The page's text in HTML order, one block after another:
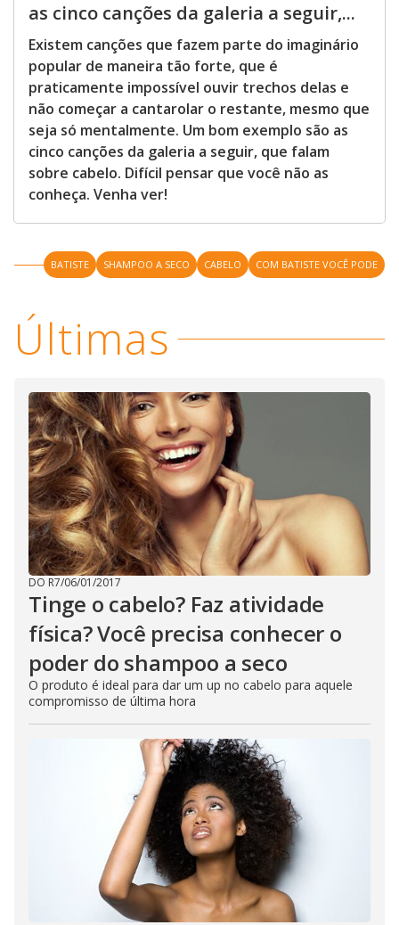
as cinco canções da galeria a seguir,...
Existem canções que fazem parte do imaginário
popular de maneira tão forte, que é
praticamente impossível ouvir trechos delas e
não começar a cantarolar o restante, mesmo que
seja só mentalmente. Um bom exemplo são as
cinco canções da galeria a seguir, que falam
sobre cabelo. Difícil pensar que você não as
conheça. Venha ver!
BATISTE SHAMPOO A SECO CABELO COM BATISTE VOCÊ PODE
Últimas
DO R7/06/01/2017
Tinge o cabelo? Faz atividade
física? Você precisa conhecer o
poder do shampoo a seco
O produto é ideal para dar um up no cabelo para aquele
compromisso de última hora